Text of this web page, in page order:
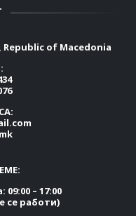
Republic of Macedonia
– 17:00
се работи)